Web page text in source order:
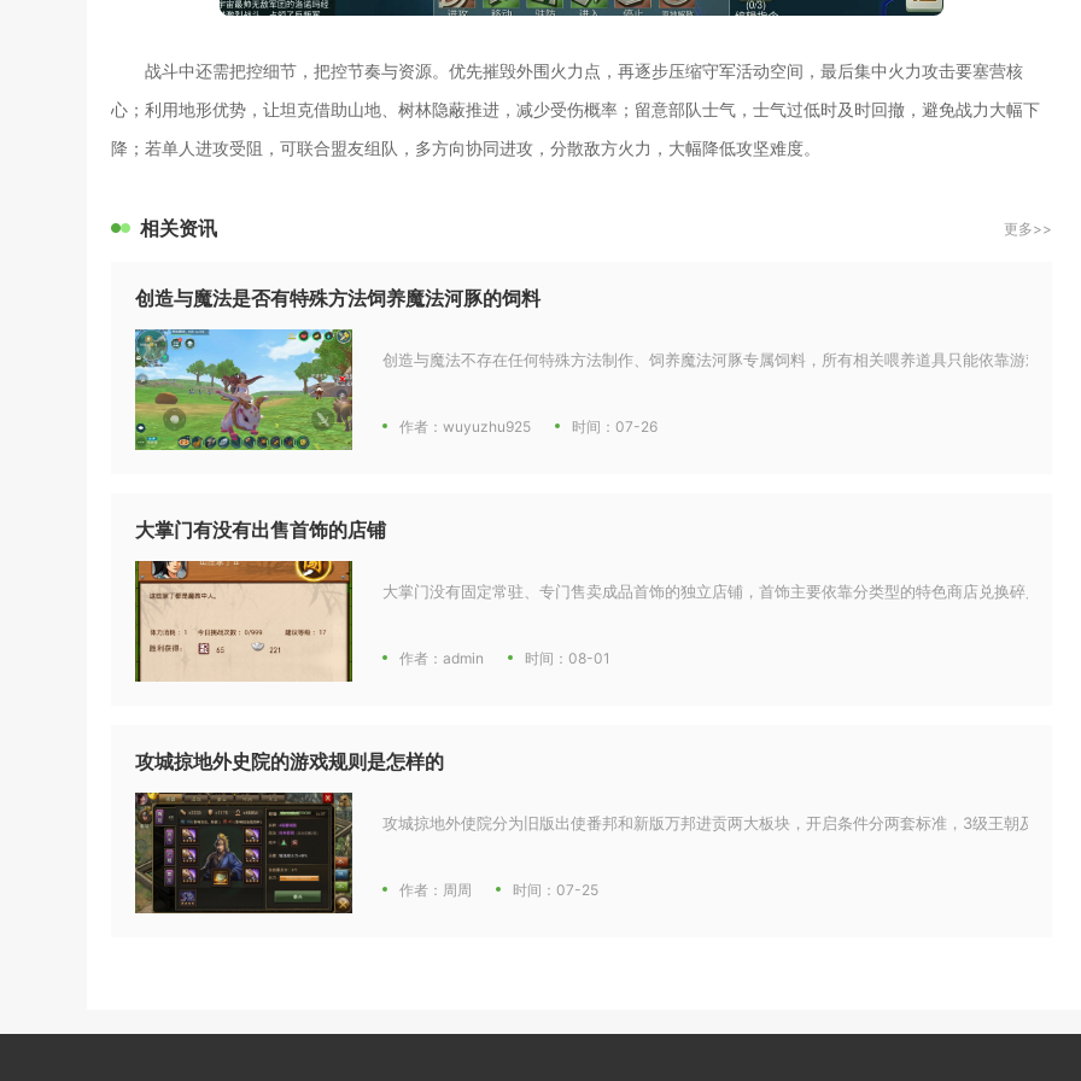
战斗中还需把控细节，把控节奏与资源。优先摧毁外围火力点，再逐步压缩守军活动空间，最后集中火力攻击要塞营核
心；利用地形优势，让坦克借助山地、树林隐蔽推进，减少受伤概率；留意部队士气，士气过低时及时回撤，避免战力大幅下
降；若单人进攻受阻，可联合盟友组队，多方向协同进攻，分散敌方火力，大幅降低攻坚难度。
相关资讯 更多>>
创造与魔法是否有特殊方法饲养魔法河豚的饲料
创造与魔法不存在任何特殊方法制作、饲养魔法河豚专属饲料，所有相关喂养道具只能依靠游戏内置
作者：wuyuzhu925 时间：07-26
大掌门有没有出售首饰的店铺
大掌门没有固定常驻、专门售卖成品首饰的独立店铺，首饰主要依靠分类型的特色商店兑换碎片、宝
作者：admin 时间：08-01
攻城掠地外史院的游戏规则是怎样的
攻城掠地外使院分为旧版出使番邦和新版万邦进贡两大板块，开启条件分两套标准，3级王朝及183级
作者：周周 时间：07-25